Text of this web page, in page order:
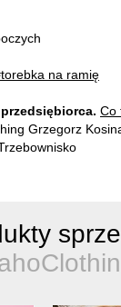
na ramię
Co
Grzegorz